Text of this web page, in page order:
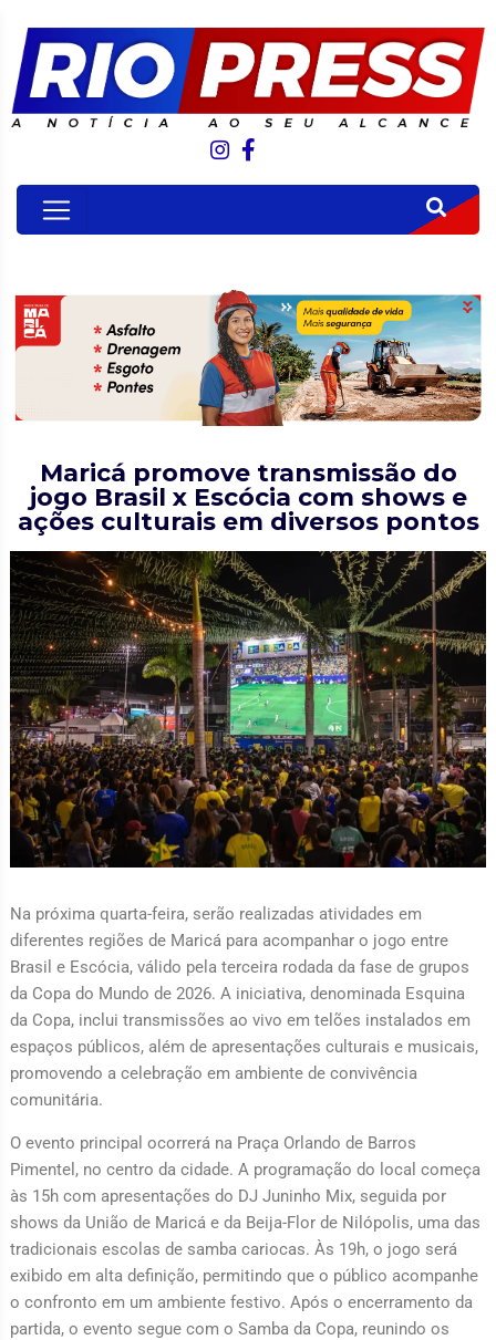
Maricá promove transmissão do
jogo Brasil x Escócia com shows e
ações culturais em diversos pontos
Na próxima quarta-feira, serão realizadas atividades em
diferentes regiões de Maricá para acompanhar o jogo entre
Brasil e Escócia, válido pela terceira rodada da fase de grupos
da Copa do Mundo de 2026. A iniciativa, denominada Esquina
da Copa, inclui transmissões ao vivo em telões instalados em
espaços públicos, além de apresentações culturais e musicais,
promovendo a celebração em ambiente de convivência
comunitária.
O evento principal ocorrerá na Praça Orlando de Barros
Pimentel, no centro da cidade. A programação do local começa
às 15h com apresentações do DJ Juninho Mix, seguida por
shows da União de Maricá e da Beija-Flor de Nilópolis, uma das
tradicionais escolas de samba cariocas. Às 19h, o jogo será
exibido em alta definição, permitindo que o público acompanhe
o confronto em um ambiente festivo. Após o encerramento da
partida, o evento segue com o Samba da Copa, reunindo os